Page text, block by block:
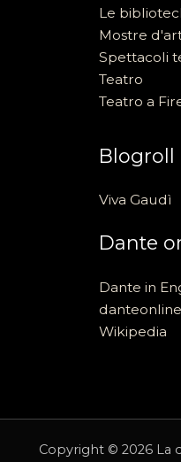
Le
Mostre
Spettacoli
Teatro
Teatro a
Blogroll
Viva Gaudì
Dante
Dante in
danteonline
Wikipedia
Copyright © 2026 La